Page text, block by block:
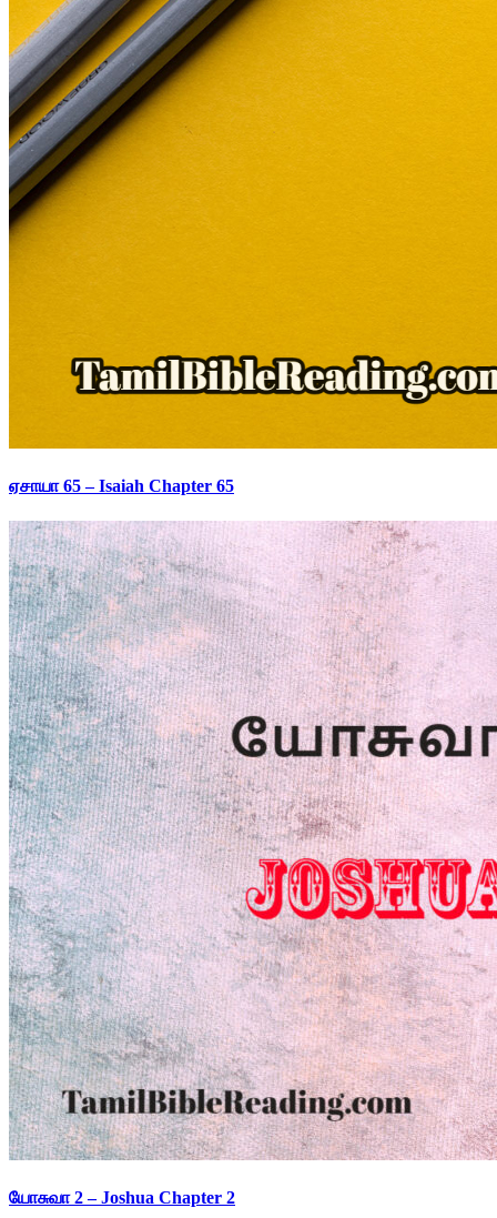
ஏசாயா 65 – Isaiah Chapter 65
யோசுவா 2 – Joshua Chapter 2